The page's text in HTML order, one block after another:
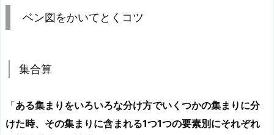
ベン図をかいてとくコツ
集合算
「ある集まりをいろいろな分け方でいくつかの集まりに分
けた時、その集まりに含まれる1つ1つの要素別にそれぞれ